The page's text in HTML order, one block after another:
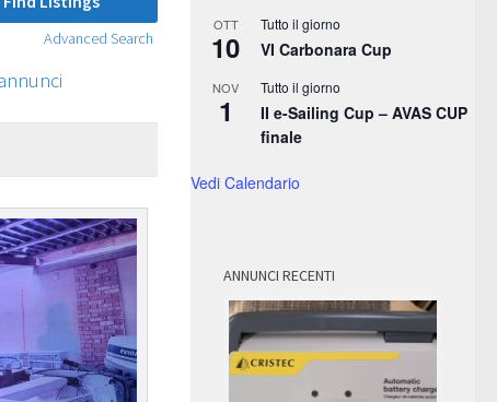
Advanced Search
OTT
10
Tutto il giorno
VI Carbonara Cup
NOV
1
Tutto il giorno
II e-Sailing Cup – AVAS CUP
finale
Vedi Calendario
ANNUNCI RECENTI